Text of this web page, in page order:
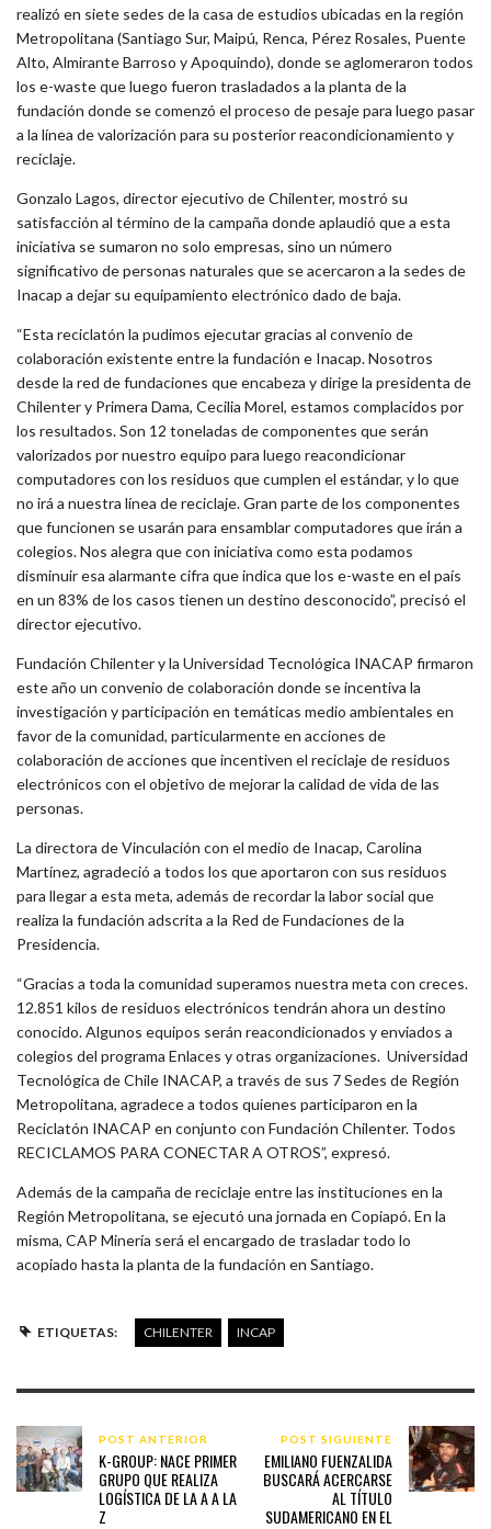
realizó en siete sedes de la casa de estudios ubicadas en la región
Metropolitana (Santiago Sur, Maipú, Renca, Pérez Rosales, Puente
Alto, Almirante Barroso y Apoquindo), donde se aglomeraron todos
los e-waste que luego fueron trasladados a la planta de la
fundación donde se comenzó el proceso de pesaje para luego pasar
a la línea de valorización para su posterior reacondicionamiento y
reciclaje.
Gonzalo Lagos, director ejecutivo de Chilenter, mostró su
satisfacción al término de la campaña donde aplaudió que a esta
iniciativa se sumaron no solo empresas, sino un número
significativo de personas naturales que se acercaron a la sedes de
Inacap a dejar su equipamiento electrónico dado de baja.
“Esta reciclatón la pudimos ejecutar gracias al convenio de
colaboración existente entre la fundación e Inacap. Nosotros
desde la red de fundaciones que encabeza y dirige la presidenta de
Chilenter y Primera Dama, Cecilia Morel, estamos complacidos por
los resultados. Son 12 toneladas de componentes que serán
valorizados por nuestro equipo para luego reacondicionar
computadores con los residuos que cumplen el estándar, y lo que
no irá a nuestra línea de reciclaje. Gran parte de los componentes
que funcionen se usarán para ensamblar computadores que irán a
colegios. Nos alegra que con iniciativa como esta podamos
disminuir esa alarmante cifra que indica que los e-waste en el país
en un 83% de los casos tienen un destino desconocido”, precisó el
director ejecutivo.
Fundación Chilenter y la Universidad Tecnológica INACAP firmaron
este año un convenio de colaboración donde se incentiva la
investigación y participación en temáticas medio ambientales en
favor de la comunidad, particularmente en acciones de
colaboración de acciones que incentiven el reciclaje de residuos
electrónicos con el objetivo de mejorar la calidad de vida de las
personas.
La directora de Vinculación con el medio de Inacap, Carolina
Martínez, agradeció a todos los que aportaron con sus residuos
para llegar a esta meta, además de recordar la labor social que
realiza la fundación adscrita a la Red de Fundaciones de la
Presidencia.
“Gracias a toda la comunidad superamos nuestra meta con creces.
12.851 kilos de residuos electrónicos tendrán ahora un destino
conocido. Algunos equipos serán reacondicionados y enviados a
colegios del programa Enlaces y otras organizaciones. Universidad
Tecnológica de Chile INACAP, a través de sus 7 Sedes de Región
Metropolitana, agradece a todos quienes participaron en la
Reciclatón INACAP en conjunto con Fundación Chilenter. Todos
RECICLAMOS PARA CONECTAR A OTROS”, expresó.
Además de la campaña de reciclaje entre las instituciones en la
Región Metropolitana, se ejecutó una jornada en Copiapó. En la
misma, CAP Minería será el encargado de trasladar todo lo
acopiado hasta la planta de la fundación en Santiago.
ETIQUETAS: CHILENTER INCAP
POST ANTERIOR
K-GROUP: NACE PRIMER
GRUPO QUE REALIZA
LOGÍSTICA DE LA A A LA
Z
POST SIGUIENTE
EMILIANO FUENZALIDA
BUSCARÁ ACERCARSE
AL TÍTULO
SUDAMERICANO EN EL